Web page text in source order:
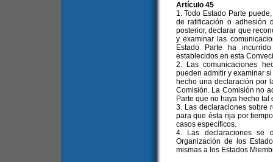
Artículo 45
1. Todo Estado Parte
de ratificación o adhesión
posterior, declarar que
y examinar las
Estado Parte ha
establecidos en esta
2. Las comunicaciones
pueden admitir y examinar
hecho una declaración por
Comisión. La Comisión no
Parte que no haya hecho tal
3. Las declaraciones sobre
para que ésta rija por
casos específicos.
4. Las declaraciones se
Organización de los
mismas a los Estados